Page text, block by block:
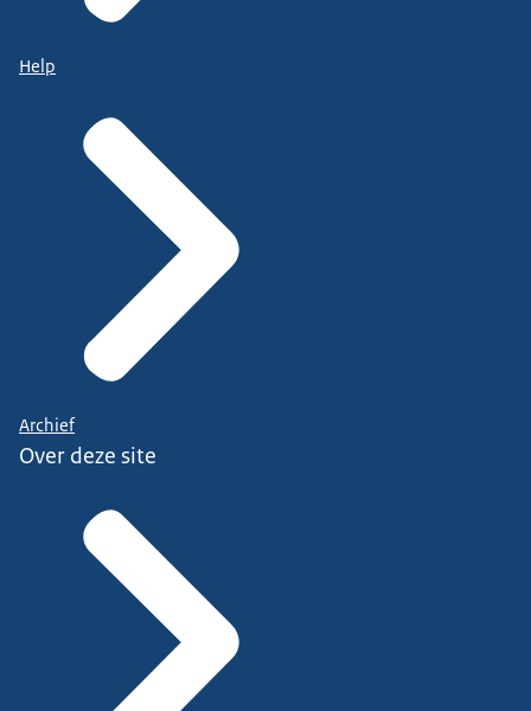
Help
Archief
Over deze site